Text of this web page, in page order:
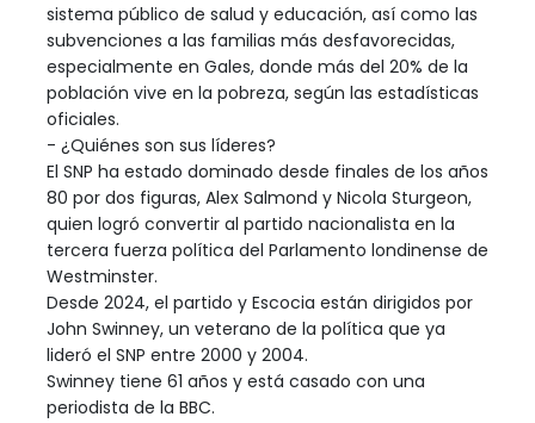
sistema público de salud y educación, así como las
subvenciones a las familias más desfavorecidas,
especialmente en Gales, donde más del 20% de la
población vive en la pobreza, según las estadísticas
oficiales.
- ¿Quiénes son sus líderes?
El SNP ha estado dominado desde finales de los años
80 por dos figuras, Alex Salmond y Nicola Sturgeon,
quien logró convertir al partido nacionalista en la
tercera fuerza política del Parlamento londinense de
Westminster.
Desde 2024, el partido y Escocia están dirigidos por
John Swinney, un veterano de la política que ya
lideró el SNP entre 2000 y 2004.
Swinney tiene 61 años y está casado con una
periodista de la BBC.